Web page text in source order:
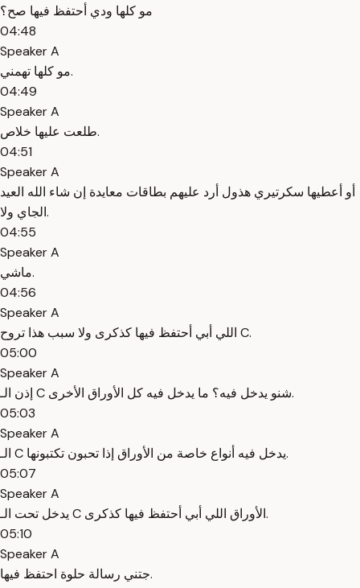
مو كلها ودي أحتفظ فيها صح؟
04:48
Speaker A
مو كلها تهمني.
04:49
Speaker A
طلعت عليها خلاص.
04:51
Speaker A
أو أعطيها سكرتيري هذول أرد عليهم بطاقات معايدة إن شاء الله العيد
الجاي ولا.
04:55
Speaker A
ماشي.
04:56
Speaker A
اللي أبي أحتفظ فيها كذكرى ولا سبب هذا تروح C.
05:00
Speaker A
إذن الـ C شنو يدخل فيه؟ ما يدخل فيه كل الأوراق الأخرى.
05:03
Speaker A
الـ C يدخل فيه أنواع خاصة من الأوراق إذا تحبون تكتبونها.
05:07
Speaker A
يدخل تحت الـ C الأوراق اللي أبي أحتفظ فيها كذكرى.
05:10
Speaker A
جتني رسالة حلوة احتفظ فيها.